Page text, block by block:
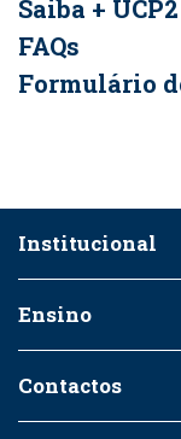
Saiba +
FAQs
Formulário
Institucional
Ensino
Contactos